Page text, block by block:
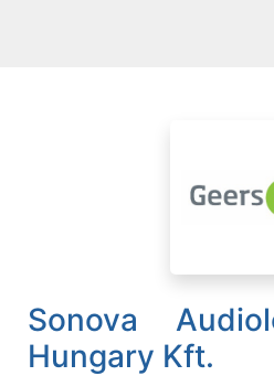
Sonova
Hungary Kft.